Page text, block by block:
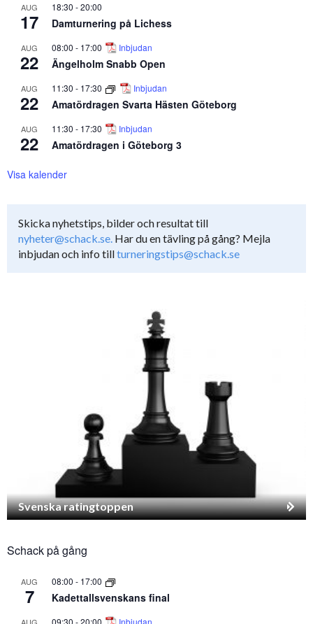
AUG
17
18:30 -20:00
Damturnering på Lichess
AUG
22
08:00 - 17:00 Inbjudan
Ängelholm Snabb Open
AUG
22
11:30 - 17:30 Inbjudan
Amatördragen Svarta Hästen Göteborg
AUG
22
11:30 - 17:30 Inbjudan
Amatördragen i Göteborg 3
Visa kalender
Skicka nyhetstips, bilder och resultat till
nyheter@schack.se. Har du en tävling på gång? Mejla
inbjudan och info tillturneringstips@schack.se
Svenska ratingtoppen
Schack på gång
AUG
7
08:00 - 17:00
Kadettallsvenskans final
09:30 -20:00 Inbjudan